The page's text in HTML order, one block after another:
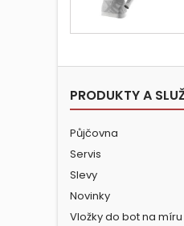
PRODUKTY A
Půjčovna
Servis
Slevy
Novinky
Vložky do bot na míru